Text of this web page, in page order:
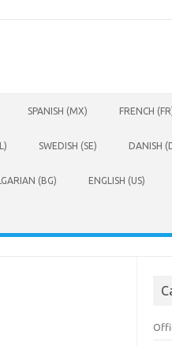
SPANISH (MX) FRENCH
SWEDISH (SE) DANISH
(BG) ENGLISH (US)